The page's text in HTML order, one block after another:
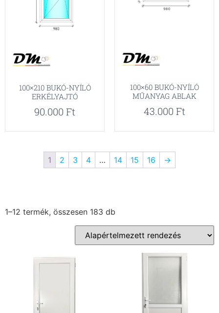
100×210 BUKÓ-NYÍLÓ
ERKÉLYAJTÓ
90.000 Ft
100×60 BUKÓ-NYÍLÓ
MŰANYAG ABLAK
43.000 Ft
1 2 3 4 … 14 15 16 →
1–12 termék, összesen 183 db